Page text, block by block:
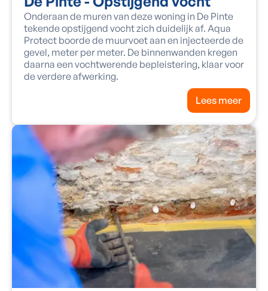
Onderaan de muren van deze woning in De Pinte
tekende opstijgend vocht zich duidelijk af. Aqua
Protect boorde de muurvoet aan en injecteerde de
gevel, meter per meter. De binnenwanden kregen
daarna een vochtwerende bepleistering, klaar voor
de verdere afwerking.
Lees meer